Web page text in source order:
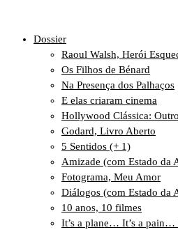
Dossier
Raoul Walsh, Herói
Os Filhos de Bénard
Na Presença dos Palhaços
E elas criaram cinema
Hollywood Clássica:
Godard, Livro Aberto
5 Sentidos (+ 1)
Amizade (com Estado da
Fotograma, Meu Amor
Diálogos (com Estado da
10 anos, 10 filmes
It’s a plane… It’s a pain…